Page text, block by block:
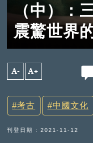
（中）：
震驚世界
A- A+
考古 中國文化
刊登日期 : 2021-11-12